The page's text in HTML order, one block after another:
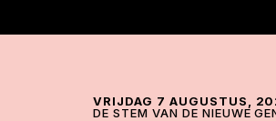
VRIJDAG 7 AUGUSTUS,
DE STEM VAN DE NIEUWE